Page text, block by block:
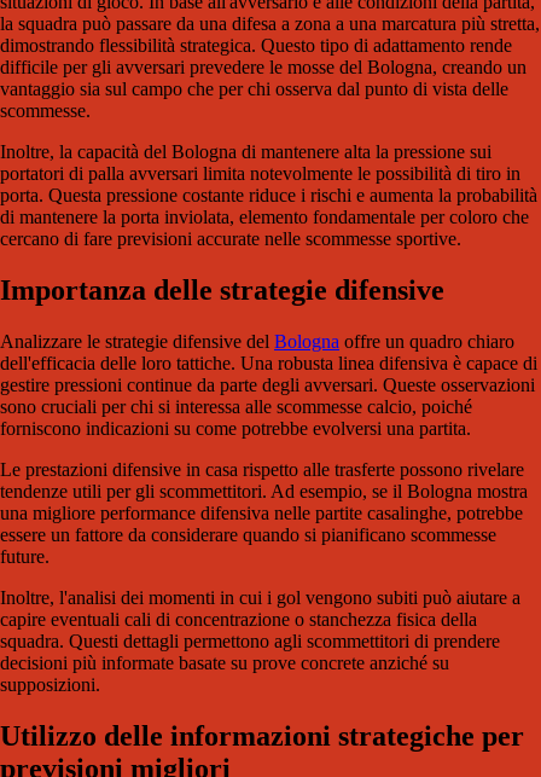
la squadra può passare da una difesa a zona a una marcatura più stretta,
dimostrando flessibilità strategica. Questo tipo di adattamento rende
difficile per gli avversari prevedere le mosse del Bologna, creando un
vantaggio sia sul campo che per chi osserva dal punto di vista delle
scommesse.
Inoltre, la capacità del Bologna di mantenere alta la pressione sui
portatori di palla avversari limita notevolmente le possibilità di tiro in
porta. Questa pressione costante riduce i rischi e aumenta la probabilità
di mantenere la porta inviolata, elemento fondamentale per coloro che
cercano di fare previsioni accurate nelle scommesse sportive.
Importanza delle strategie difensive
Analizzare le strategie difensive del Bologna offre un quadro chiaro
dell'efficacia delle loro tattiche. Una robusta linea difensiva è capace di
gestire pressioni continue da parte degli avversari. Queste osservazioni
sono cruciali per chi si interessa alle scommesse calcio, poiché
forniscono indicazioni su come potrebbe evolversi una partita.
Le prestazioni difensive in casa rispetto alle trasferte possono rivelare
tendenze utili per gli scommettitori. Ad esempio, se il Bologna mostra
una migliore performance difensiva nelle partite casalinghe, potrebbe
essere un fattore da considerare quando si pianificano scommesse
future.
Inoltre, l'analisi dei momenti in cui i gol vengono subiti può aiutare a
capire eventuali cali di concentrazione o stanchezza fisica della
squadra. Questi dettagli permettono agli scommettitori di prendere
decisioni più informate basate su prove concrete anziché su
supposizioni.
Utilizzo delle informazioni strategiche per
previsioni migliori